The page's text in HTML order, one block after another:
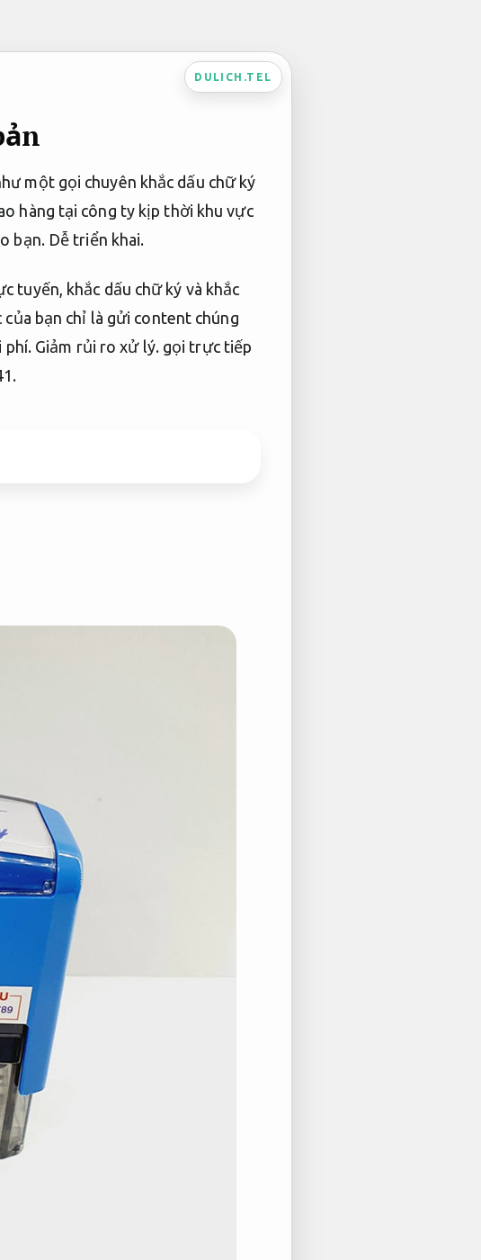
DULICH.TEL
một gọi chuyên khắc dấu chữ ký
hàng tại công ty kịp thời khu vực
bạn. Dễ triển khai.
tuyến, khắc dấu chữ ký và khắc
của bạn chỉ là gửi content chúng
phí. Giảm rủi ro xử lý. gọi trực tiếp